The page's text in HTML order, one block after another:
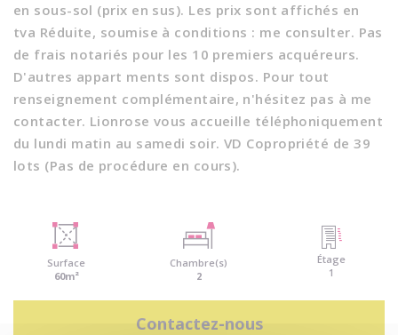
en sous-sol (prix en sus). Les prix sont affichés en
tva Réduite, soumise à conditions : me consulter. Pas
de frais notariés pour les 10 premiers acquéreurs.
D'autres appart ments sont dispos. Pour tout
renseignement complémentaire, n'hésitez pas à me
contacter. Lionrose vous accueille téléphoniquement
du lundi matin au samedi soir. VD Copropriété de 39
lots (Pas de procédure en cours).
Surface
60m²
Chambre(s)
2
Étage
1
Contactez-nous